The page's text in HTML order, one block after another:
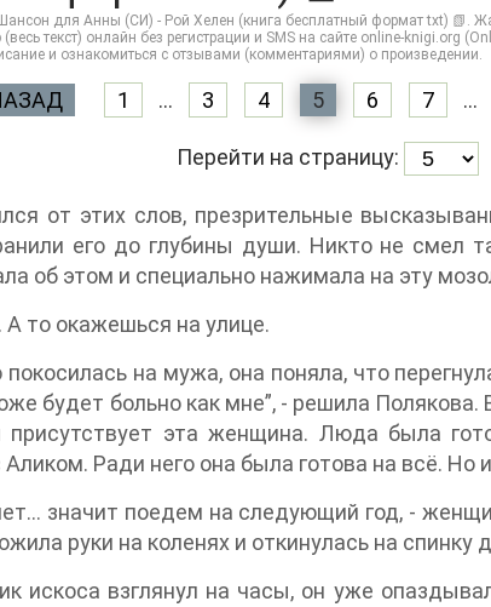
для Анны (СИ) - Рой Хелен (книга бесплатный формат txt)
текст) онлайн без регистрации и SMS на сайте online-knigi.org
и ознакомиться с отзывами (комментариями) о произведении.
1 ... 3 4 5 6 7 ...
Перейти на страницу:
от этих слов, презрительные
его до глубины души. Никто не смел
об этом и специально нажимала на эту
то окажешься на улице.
на мужа, она поняла, что
будет больно как мне”, - решила
присутствует эта женщина. Люда была
Ради него она была готова на всё. Но
значит поедем на следующий год, -
руки на коленях и откинулась на спинку
искоса взглянул на часы, он уже